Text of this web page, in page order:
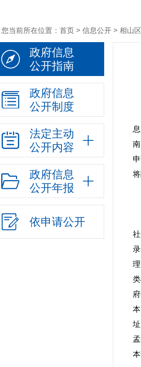
您当前所在位置： 首页 > 信息公开 > 相山
政府信息
公开指南
政府信息
公开制度
法定主动
公开内容
政府信息
公开年报
依申请公开